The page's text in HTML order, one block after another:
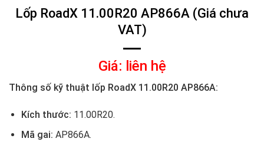
Lốp RoadX 11.00R20 AP866A (Giá chưa
VAT)
Giá: liên hệ
Thông số kỹ thuật lốp RoadX 11.00R20 AP866A:
Kích thước: 11.00R20.
Mã gai: AP866A.